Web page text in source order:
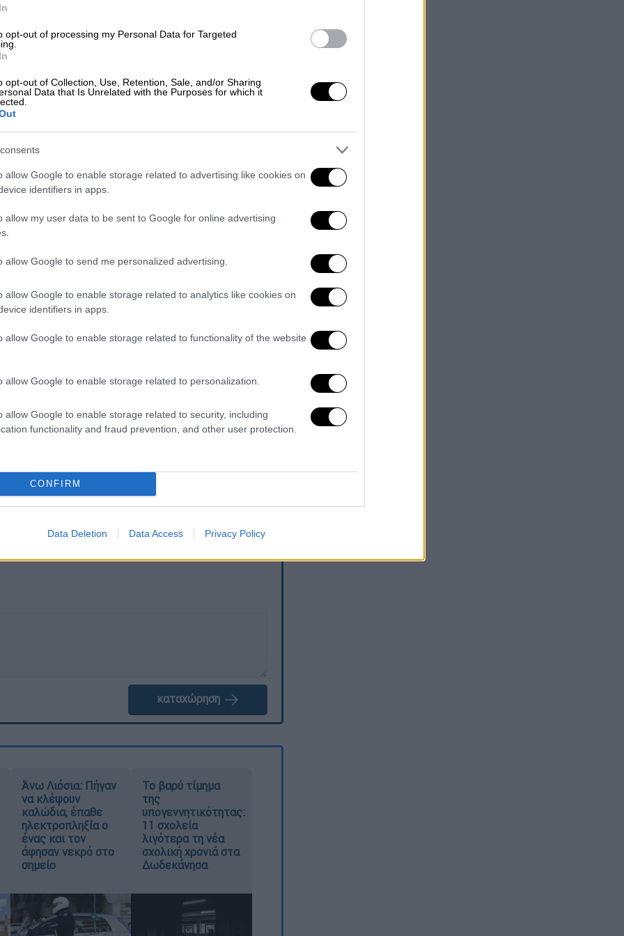
opt-out of processing my Personal Data for Targeted
opt-out of Collection, Use, Retention, Sale, and/or Sharing
Data that Is Unrelated with the Purposes for which it
allow Google to enable storage related to advertising like cookies on
identifiers in apps.
allow my user data to be sent to Google for online advertising
allow Google to send me personalized advertising.
allow Google to enable storage related to analytics like cookies on
identifiers in apps.
allow Google to enable storage related to functionality of the website
allow Google to enable storage related to personalization.
allow Google to enable storage related to security, including
functionality and fraud prevention, and other user protection.
CONFIRM
Data Deletion Data Access Privacy Policy
για διάκριση!
37,7% και στο δυναμικό κοινό
το μέσο μερίδιο τηλεθέασης έφτασε το
και στις γυναίκες το 54,8%.
το νήμα στον πίνακα τηλεθέασης, σε
00:20.
για να ερμηνεύσει το «Ferto» το
ενώ η τηλεθέαση ξεπέρασε το 44%
τηλεθεατές. Η κάλυψη κυμάνθηκε σε
«Eurovision Night» που παρουσίασαν η
ο Μιχάλης Μαρίνος. Σημείωσεμέσο
στην ελληνική νοηματική και χωρίς
Channel του ERTFLIX.
ΕΘΝΟΣ θα παρεμβαίνει και τα προσβλητικά σχόλια θα
καταχώρηση
Άνω Λιόσια: Πήγαν
να κλέψουν
καλώδια, έπαθε
ηλεκτροπληξία ο
ένας και τον
άφησαν νεκρό στο
σημείο
Το βαρύ τίμημα
της
υπογεννητικότητας:
11 σχολεία
λιγότερα τη νέα
σχολική χρονιά στα
Δωδεκάνησα